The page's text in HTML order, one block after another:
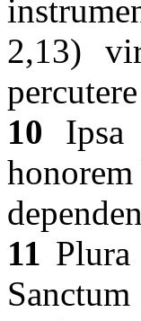
2,13)
10 Ipsa
11